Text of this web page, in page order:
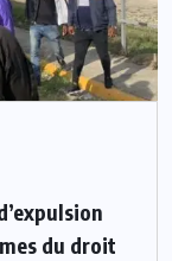
du droit